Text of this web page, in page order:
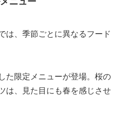
は、季節ごとに異なるフード
た限定メニューが登場。桜の
は、見た目にも春を感じさせ